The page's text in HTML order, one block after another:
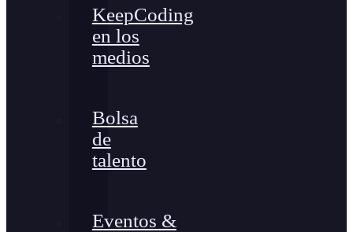
KeepCoding
en los
medios
Bolsa
de
talento
Eventos &